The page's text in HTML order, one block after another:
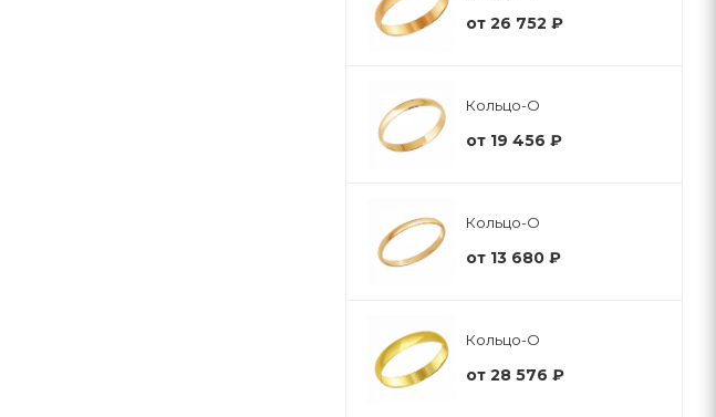
от 26 752 ₽
Кольцо-О
от 19 456 ₽
Кольцо-О
от 13 680 ₽
Кольцо-О
от 28 576 ₽